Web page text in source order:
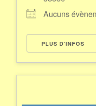
Aucuns
PLUS D’INFOS